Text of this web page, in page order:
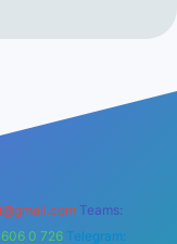
Teams:
0 726 Telegram: